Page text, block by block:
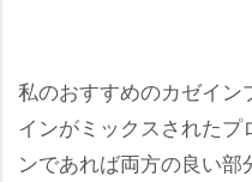
私のおすすめのカゼイ
インがミックスされたプ
ンであれば両方の良い